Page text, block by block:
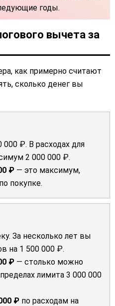
годы.
вычета за
как примерно считают
сколько денег вы
000 ₽. В расходах для
2 000 000 ₽.
₽ — это максимум,
покупке.
За несколько лет вы
на 1 500 000 ₽.
₽ — столько можно
лимита 3 000 000
₽ по расходам на